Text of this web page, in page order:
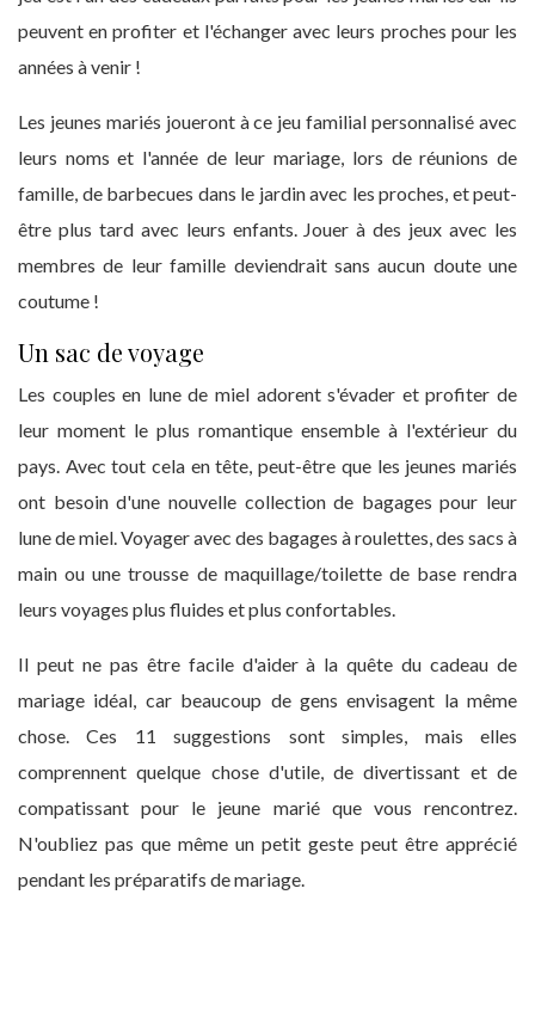
peuvent en profiter et l'échanger avec leurs proches pour les
années à venir !
Les jeunes mariés joueront à ce jeu familial personnalisé avec
leurs noms et l'année de leur mariage, lors de réunions de
famille, de barbecues dans le jardin avec les proches, et peut-
être plus tard avec leurs enfants. Jouer à des jeux avec les
membres de leur famille deviendrait sans aucun doute une
coutume !
Un sac de voyage
Les couples en lune de miel adorent s'évader et profiter de
leur moment le plus romantique ensemble à l'extérieur du
pays. Avec tout cela en tête, peut-être que les jeunes mariés
ont besoin d'une nouvelle collection de bagages pour leur
lune de miel. Voyager avec des bagages à roulettes, des sacs à
main ou une trousse de maquillage/toilette de base rendra
leurs voyages plus fluides et plus confortables.
Il peut ne pas être facile d'aider à la quête du cadeau de
mariage idéal, car beaucoup de gens envisagent la même
chose. Ces 11 suggestions sont simples, mais elles
comprennent quelque chose d'utile, de divertissant et de
compatissant pour le jeune marié que vous rencontrez.
N'oubliez pas que même un petit geste peut être apprécié
pendant les préparatifs de mariage.